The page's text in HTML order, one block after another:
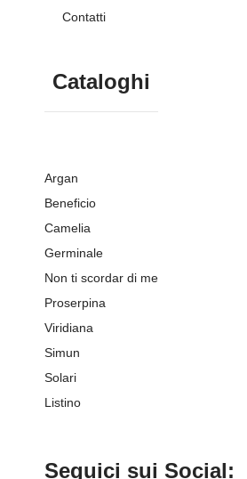
Contatti
Cataloghi
Argan
Beneficio
Camelia
Germinale
Non ti scordar di me
Proserpina
Viridiana
Simun
Solari
Listino
Seguici sui Social: